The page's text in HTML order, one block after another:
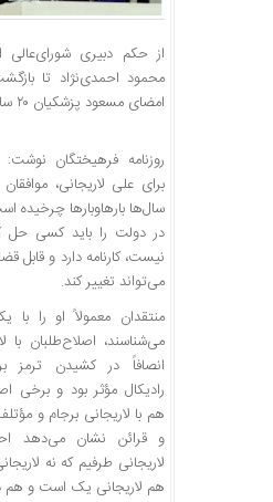
از حکم دبیری
محمود احمدی‌نژاد تا
امضای مسعود پزشکیان ۲۰ سال فاصله است.
روزنامه فرهیختگان
برای علی لاریجانی،
سال‌ها بارهاوبارها چرخیده
در دولت را باید کسی حل
نیست، کارنامه دارد و قابل
می‌تواند تغییر کند.
منتقدان معمولاً او را با
می‌شناسند، اصلاح‌طلبان با
انصافاً در کشیدن ترمز
رادیکال مؤثر بود و برخی
هم با لاریجانی برجام و
و قرائن نشان می‌دهد
لاریجانی طرفیم که نه
هم لاریجانی یک است و هم